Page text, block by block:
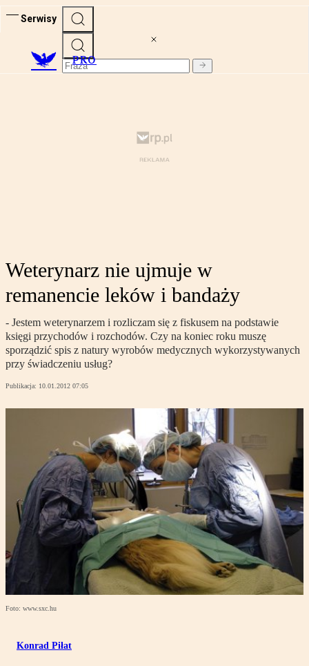
Serwisy
PRO
Weterynarz nie ujmuje w
remanencie leków i bandaży
- Jestem weterynarzem i rozliczam się z fiskusem na podstawie
księgi przychodów i rozchodów. Czy na koniec roku muszę
sporządzić spis z natury wyrobów medycznych wykorzystywanych
przy świadczeniu usług?
Publikacja: 10.01.2012 07:05
Foto: www.sxc.hu
Konrad Piłat